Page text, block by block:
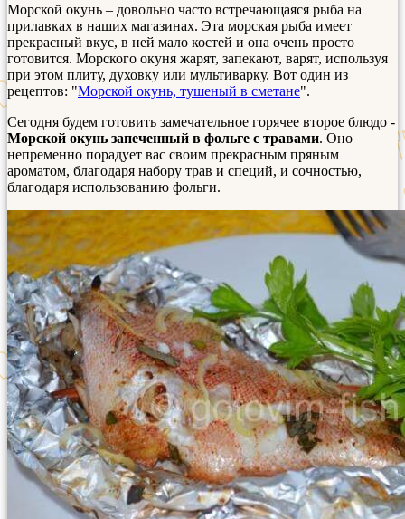
Морской окунь – довольно часто встречающаяся рыба на
прилавках в наших магазинах. Эта морская рыба имеет
прекрасный вкус, в ней мало костей и она очень просто
готовится. Морского окуня жарят, запекают, варят, используя
при этом плиту, духовку или мультиварку. Вот один из
рецептов: "Морской окунь, тушеный в сметане".
Сегодня будем готовить замечательное горячее второе блюдо -
Морской окунь запеченный в фольге с травами. Оно
непременно порадует вас своим прекрасным пряным
ароматом, благодаря набору трав и специй, и сочностью,
благодаря использованию фольги.